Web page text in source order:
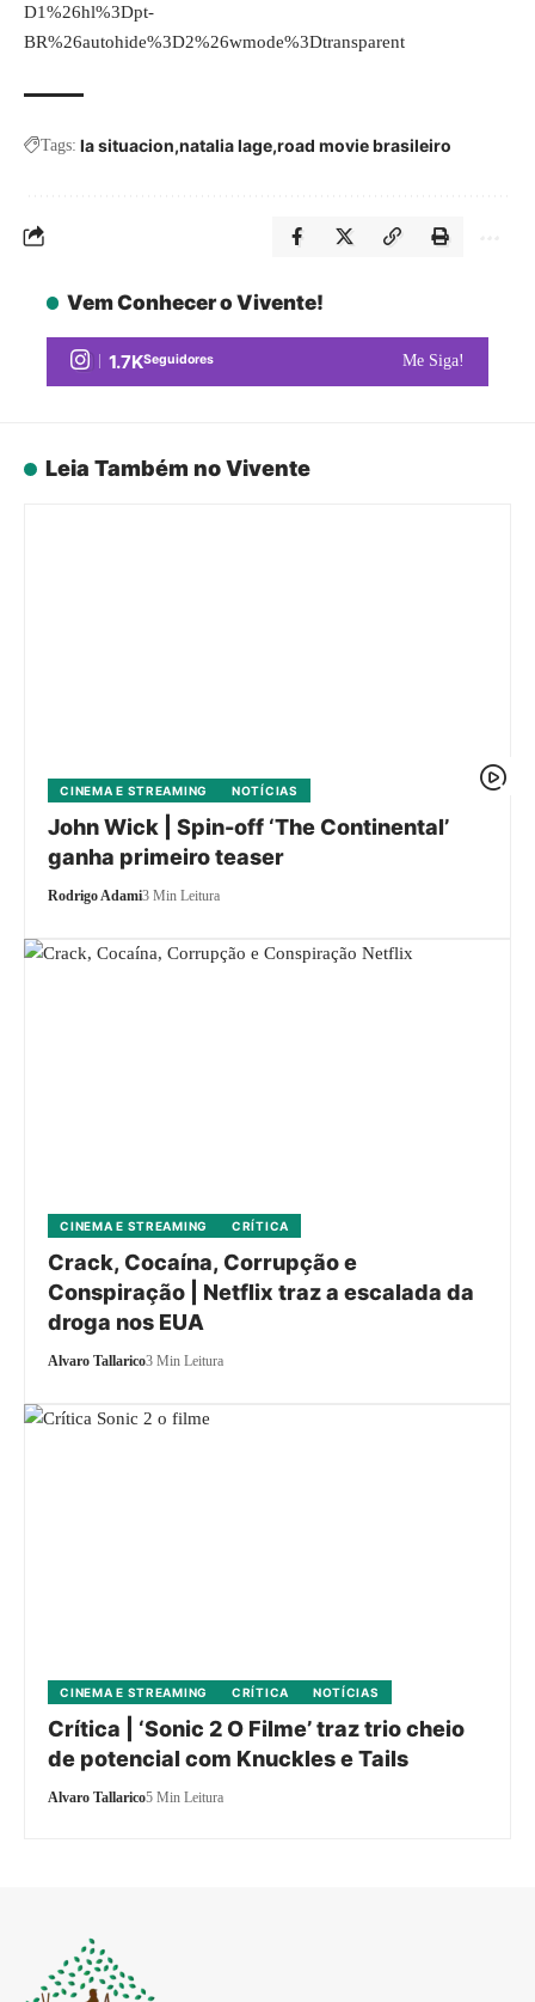
D1%26hl%3Dpt-
BR%26autohide%3D2%26wmode%3Dtransparent
Tags: la situacion natalia lage road movie brasileiro
Vem Conhecer o Vivente!
1.7KSeguidores Me Siga!
Leia Também no Vivente
CINEMA E STREAMING NOTÍCIAS
John Wick | Spin-off ‘The Continental’
ganha primeiro teaser
Rodrigo Adami3 Min Leitura
CINEMA E STREAMING CRÍTICA
Crack, Cocaína, Corrupção e
Conspiração | Netflix traz a escalada da
droga nos EUA
Alvaro Tallarico3 Min Leitura
CINEMA E STREAMING CRÍTICA NOTÍCIAS
Crítica | ‘Sonic 2 O Filme’ traz trio cheio
de potencial com Knuckles e Tails
Alvaro Tallarico5 Min Leitura